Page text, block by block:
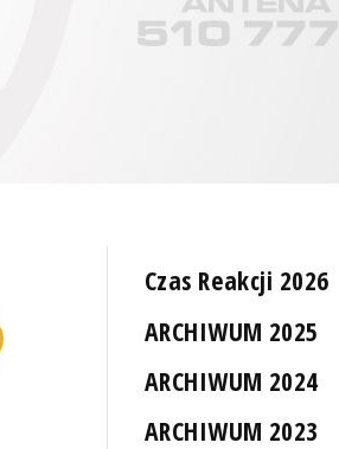
Czas Reakcji 2026
ARCHIWUM 2025
ARCHIWUM 2024
ARCHIWUM 2023